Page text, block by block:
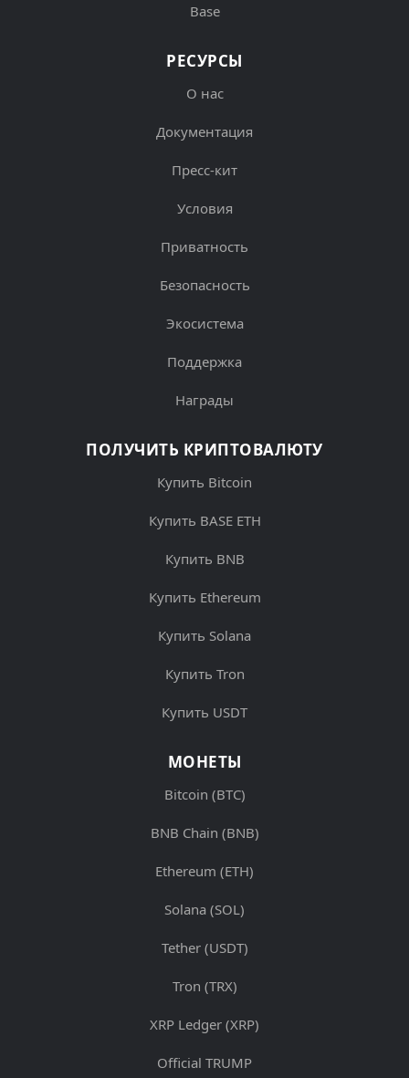
Base
РЕСУРСЫ
О нас
Документация
Пресс-кит
Условия
Приватность
Безопасность
Экосистема
Поддержка
Награды
ПОЛУЧИТЬ КРИПТОВАЛЮТУ
Купить Bitcoin
Купить BASE ETH
Купить BNB
Купить Ethereum
Купить Solana
Купить Tron
Купить USDT
МОНЕТЫ
Bitcoin (BTC)
BNB Chain (BNB)
Ethereum (ETH)
Solana (SOL)
Tether (USDT)
Tron (TRX)
XRP Ledger (XRP)
Official TRUMP